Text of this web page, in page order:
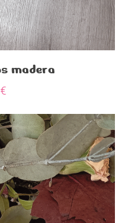
madera
€